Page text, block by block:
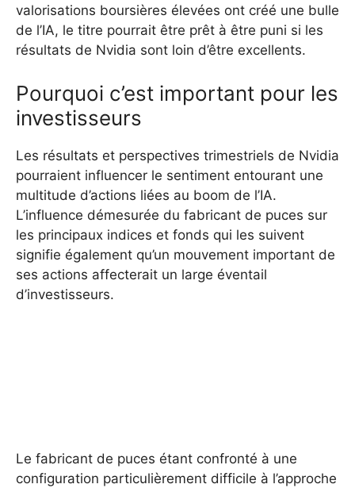
valorisations boursières élevées ont créé une bulle
de l’IA, le titre pourrait être prêt à être puni si les
résultats de Nvidia sont loin d’être excellents.
Pourquoi c’est important pour les
investisseurs
Les résultats et perspectives trimestriels de Nvidia
pourraient influencer le sentiment entourant une
multitude d’actions liées au boom de l’IA.
L’influence démesurée du fabricant de puces sur
les principaux indices et fonds qui les suivent
signifie également qu’un mouvement important de
ses actions affecterait un large éventail
d’investisseurs.
Le fabricant de puces étant confronté à une
configuration particulièrement difficile à l’approche